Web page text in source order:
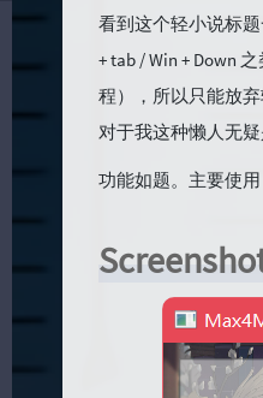
看到这个轻小说标
+ tab / Win + Down
程），所以只能放
对于我这种懒人无
功能如题。主要使用